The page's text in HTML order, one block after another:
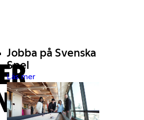
Jobba på Svenska
Spel
Läs mer